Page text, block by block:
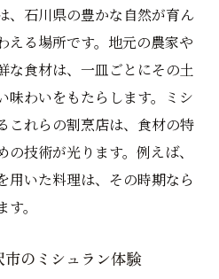
、石川県の豊かな自然が育ん
える場所です。地元の農家や
な食材は、一皿ごとにその土
味わいをもたらします。ミシ
これらの割烹店は、食材の特
技術が光ります。例えば、
用いた料理は、その時期なら
。
のミシュラン体験